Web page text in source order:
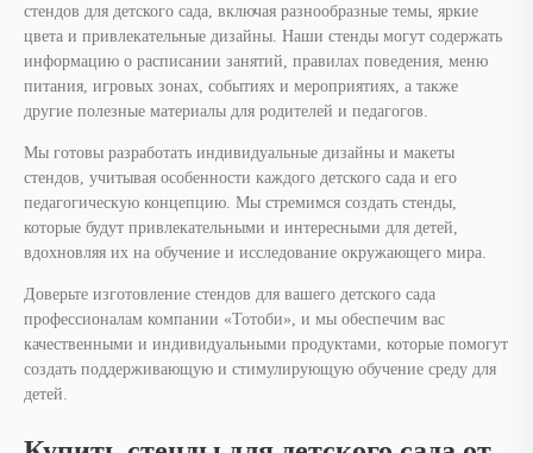
стендов для детского сада, включая разнообразные темы, яркие
цвета и привлекательные дизайны. Наши стенды могут содержать
информацию о расписании занятий, правилах поведения, меню
питания, игровых зонах, событиях и мероприятиях, а также
другие полезные материалы для родителей и педагогов.
Мы готовы разработать индивидуальные дизайны и макеты
стендов, учитывая особенности каждого детского сада и его
педагогическую концепцию. Мы стремимся создать стенды,
которые будут привлекательными и интересными для детей,
вдохновляя их на обучение и исследование окружающего мира.
Доверьте изготовление стендов для вашего детского сада
профессионалам компании «Тотоби», и мы обеспечим вас
качественными и индивидуальными продуктами, которые помогут
создать поддерживающую и стимулирующую обучение среду для
детей.